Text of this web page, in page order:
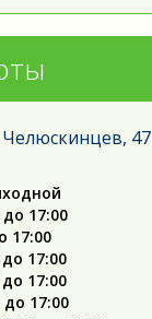
Челюскинцев, 47
до 17:00
17:00
до 17:00
до 17:00
до 17:00